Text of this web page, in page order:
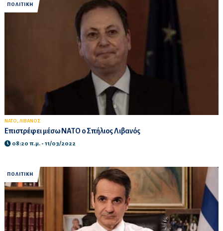
ΠΟΛΙΤΙΚΗ
ΝΑΤΟ, ΛΙΒΑΝΟΣ
Επιστρέφει μέσω ΝΑΤΟ ο Σπήλιος Λιβανός
08:20 π.μ. - 11/03/2022
ΠΟΛΙΤΙΚΗ